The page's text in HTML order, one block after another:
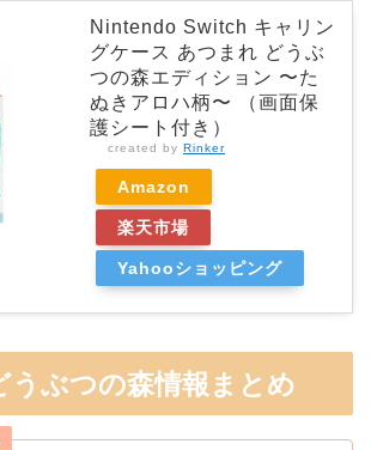
Nintendo Switch キャリン
グケース あつまれ どうぶ
つの森エディション 〜た
ぬきアロハ柄〜 （画面保
護シート付き）
created by Rinker
Amazon
楽天市場
Yahooショッピング
うぶつの森情報まとめ